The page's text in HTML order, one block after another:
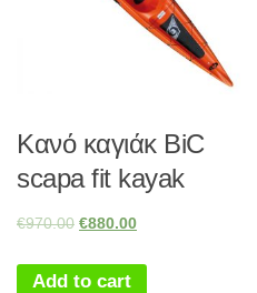
Κανό καγιάκ BiC
scapa fit kayak
€970.00 €880.00
Add to cart